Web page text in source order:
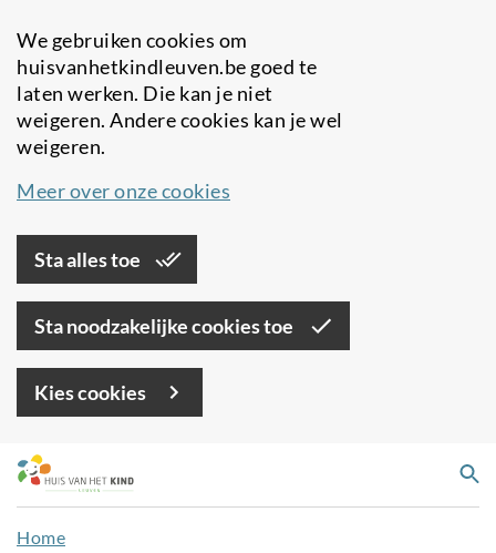
We gebruiken cookies om
huisvanhetkindleuven.be goed te
laten werken. Die kan je niet
weigeren. Andere cookies kan je wel
weigeren.
Meer over onze cookies
Sta alles toe
Sta noodzakelijke cookies toe
Kies cookies
Overslaan
en
naar
de
Home